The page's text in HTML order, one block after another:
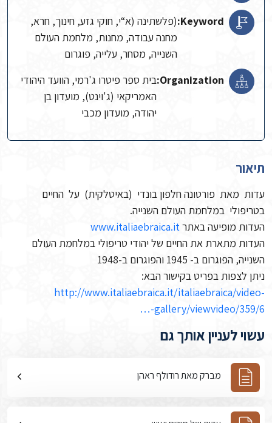
Keyword: (פלשתינה (א“י, חוקי גזע, חינוך, חרא,
מחנה עבודה, מחנות, מלחמת העולם
השנייה, מסחר, עלייה, פוגרום
Organization: בית ספר פיטרו ג'רמי, הוועד היהודי
האמריקאי (ג'וינט), מועדון בן
יהודה, מועדון מכבי
תיאור
עדות מאת פורטונה חלפון בונדי (באיטלקית) על החיים
בטריפולי במלחמת העולם השנייה.
העדות מופיעה באתרwww.italiaebraica.it
העדות מתארת את החיים של יהודי טריפולי במלחמת העולם
השנייה, הפוגרום ב- 1945 והפוגרום ב-1948
ניתן לצפות בפריט בקישור הבא:
http://www.italiaebraica.it/italiaebraica/video-
gallery/viewvideo/359/6-…
עשוי לעניין אותך גם
מברק מאת רודולף ראהן